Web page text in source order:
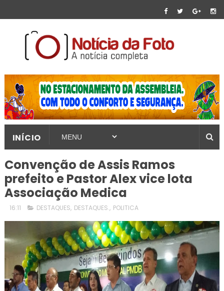
INÍCIO
Convenção de Assis Ramos
prefeito e Pastor Alex vice lota
Associação Medica
16:11 DESTAQUES, DESTAQUES., POLITICA